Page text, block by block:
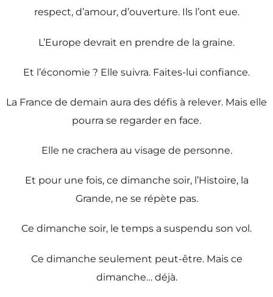
respect, d’amour, d’ouverture. Ils l’ont eue.
L’Europe devrait en prendre de la graine.
Et l’économie ? Elle suivra. Faites-lui confiance.
La France de demain aura des défis à relever. Mais elle
pourra se regarder en face.
Elle ne crachera au visage de personne.
Et pour une fois, ce dimanche soir, l’Histoire, la
Grande, ne se répète pas.
Ce dimanche soir, le temps a suspendu son vol.
Ce dimanche seulement peut-être. Mais ce
dimanche… déjà.